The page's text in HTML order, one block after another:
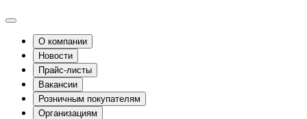
О компании
Новости
Прайс-листы
Вакансии
Розничным покупателям
Организациям